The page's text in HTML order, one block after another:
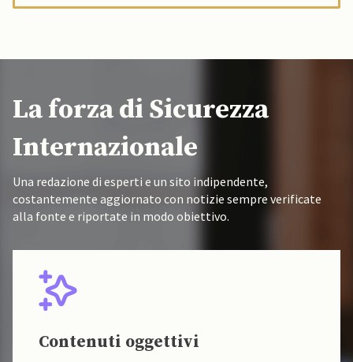
La forza di Sicurezza
Internazionale
Una redazione di esperti e un sito indipendente,
costantemente aggiornato con notizie sempre verificate
alla fonte e riportate in modo obiettivo.
Contenuti oggettivi